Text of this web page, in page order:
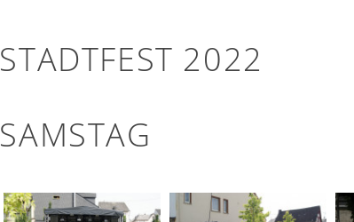
STADTFEST 2022
SAMSTAG